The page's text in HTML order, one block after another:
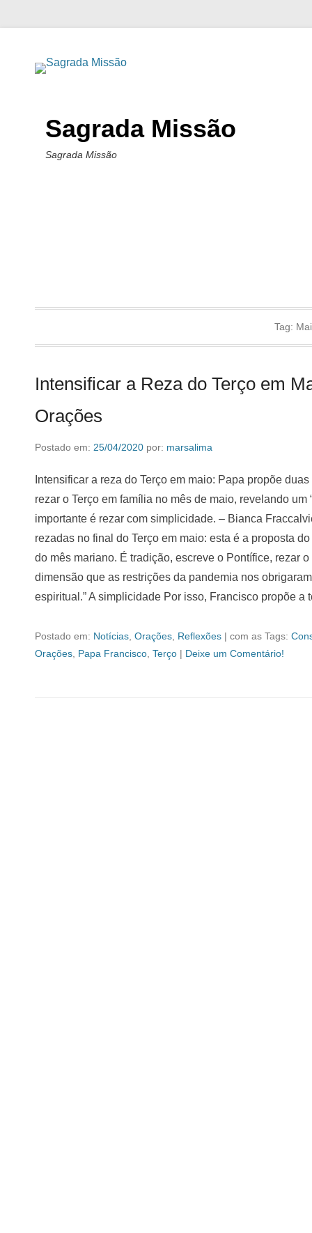
Sagrada Missão
Sagrada Missão
Tag:
Intensificar a Reza do Terço em
Orações
Postado em: 25/04/2020 por: marsalima
Intensificar a reza do Terço em maio: Papa propõe
rezar o Terço em família no mês de maio, revelando um
importante é rezar com simplicidade. – Bianca
rezadas no final do Terço em maio: esta é a proposta
do mês mariano. É tradição, escreve o Pontífice, rezar
dimensão que as restrições da pandemia nos
espiritual.” A simplicidade Por isso, Francisco propõe
Postado em: Notícias Orações Reflexões | com as Tags:
Orações Papa Francisco Terço | Deixe um Comentário!